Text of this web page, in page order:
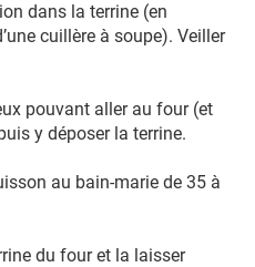
dans la terrine (en
cuillère à soupe). Veiller
pouvant aller au four (et
y déposer la terrine.
au bain-marie de 35 à
du four et la laisser